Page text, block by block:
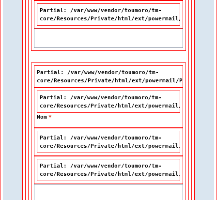
Partial: /var/www/vendor/toumoro/tm-
core/Resources/Private/html/ext/powermail/Partials/
Partial: /var/www/vendor/toumoro/tm-
core/Resources/Private/html/ext/powermail/Partials/
Partial: /var/www/vendor/toumoro/tm-
core/Resources/Private/html/ext/powermail/Partials/
Nom*
Partial: /var/www/vendor/toumoro/tm-
core/Resources/Private/html/ext/powermail/Partials/
Partial: /var/www/vendor/toumoro/tm-
core/Resources/Private/html/ext/powermail/Partials/